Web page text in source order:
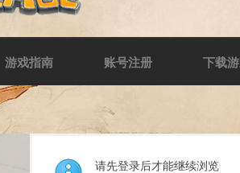
游戏指南 账号注册 下载
请先登录后才能继续浏览